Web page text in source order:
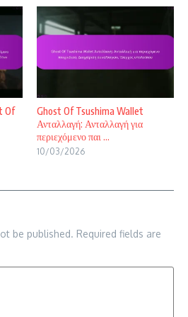
Of
Ghost Of Tsushima Wallet
Ανταλλαγή: Ανταλλαγή για
περιεχόμενο παι ...
10/03/2026
be published. Required fields are